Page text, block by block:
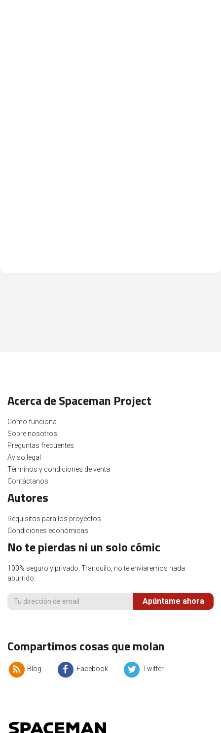
Acerca de Spaceman Project
Cómo funciona
Sobre nosotros
Preguntas frecuentes
Aviso legal
Términos y condiciones de venta
Contáctanos
Autores
Requisitos para los proyectos
Condiciones económicas
No te pierdas ni un solo cómic
100% seguro y privado. Tranquilo, no te enviaremos nada
aburrido.
Apúntame ahora
Compartimos cosas que molan
Blog Facebook Twitter